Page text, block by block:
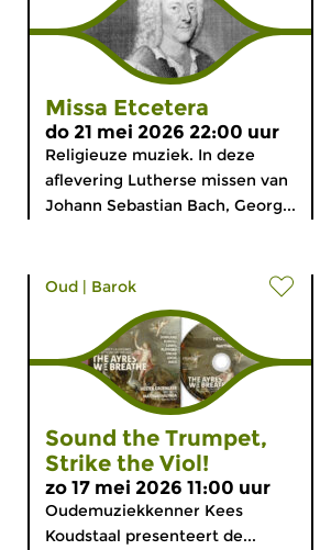
Missa Etcetera
do 21 mei 2026 22:00 uur
Religieuze muziek. In deze
aflevering Lutherse missen van
Johann Sebastian Bach, Georg...
Oud | Barok
Sound the Trumpet,
Strike the Viol!
zo 17 mei 2026 11:00 uur
Oudemuziekkenner Kees
Koudstaal presenteert de...